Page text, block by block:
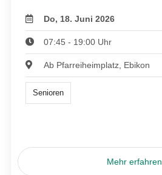
Do, 18. Juni 2026
07:45 - 19:00 Uhr
Ab Pfarreiheimplatz, Ebikon
Senioren
Mehr erfahren